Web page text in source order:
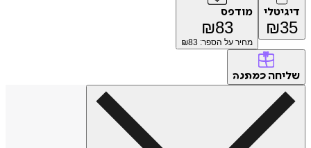
דיגיטלי
₪35
מודפס
₪83
מחיר על הספר: ₪ 83
שליחה כמתנה